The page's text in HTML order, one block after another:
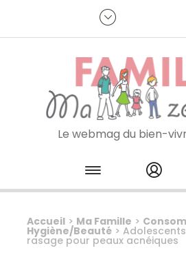
Je m'inscris à la
Le webmag du bien-
Skip to
Accueil > Ma Famille >
Hygiène/Beauté >
rasage pour peaux acnéiques
Panneau de gestion des cookies